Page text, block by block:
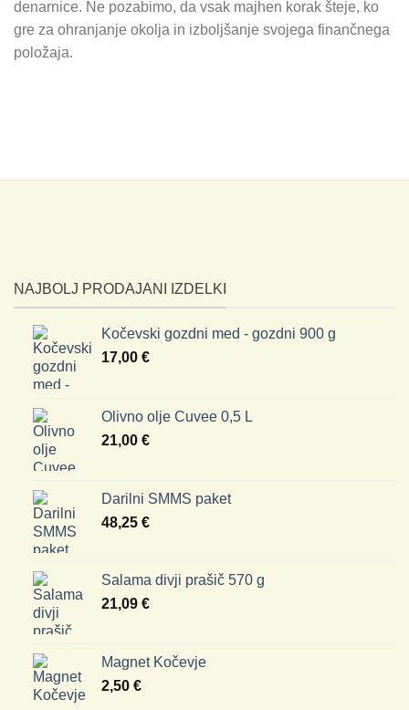
denarnice. Ne pozabimo, da vsak majhen korak šteje, ko
gre za ohranjanje okolja in izboljšanje svojega finančnega
položaja.
NAJBOLJ PRODAJANI IZDELKI
Kočevski gozdni med - gozdni 900 g
17,00 €
Olivno olje Cuvee 0,5 L
21,00 €
Darilni SMMS paket
48,25 €
Salama divji prašič 570 g
21,09 €
Magnet Kočevje
2,50 €